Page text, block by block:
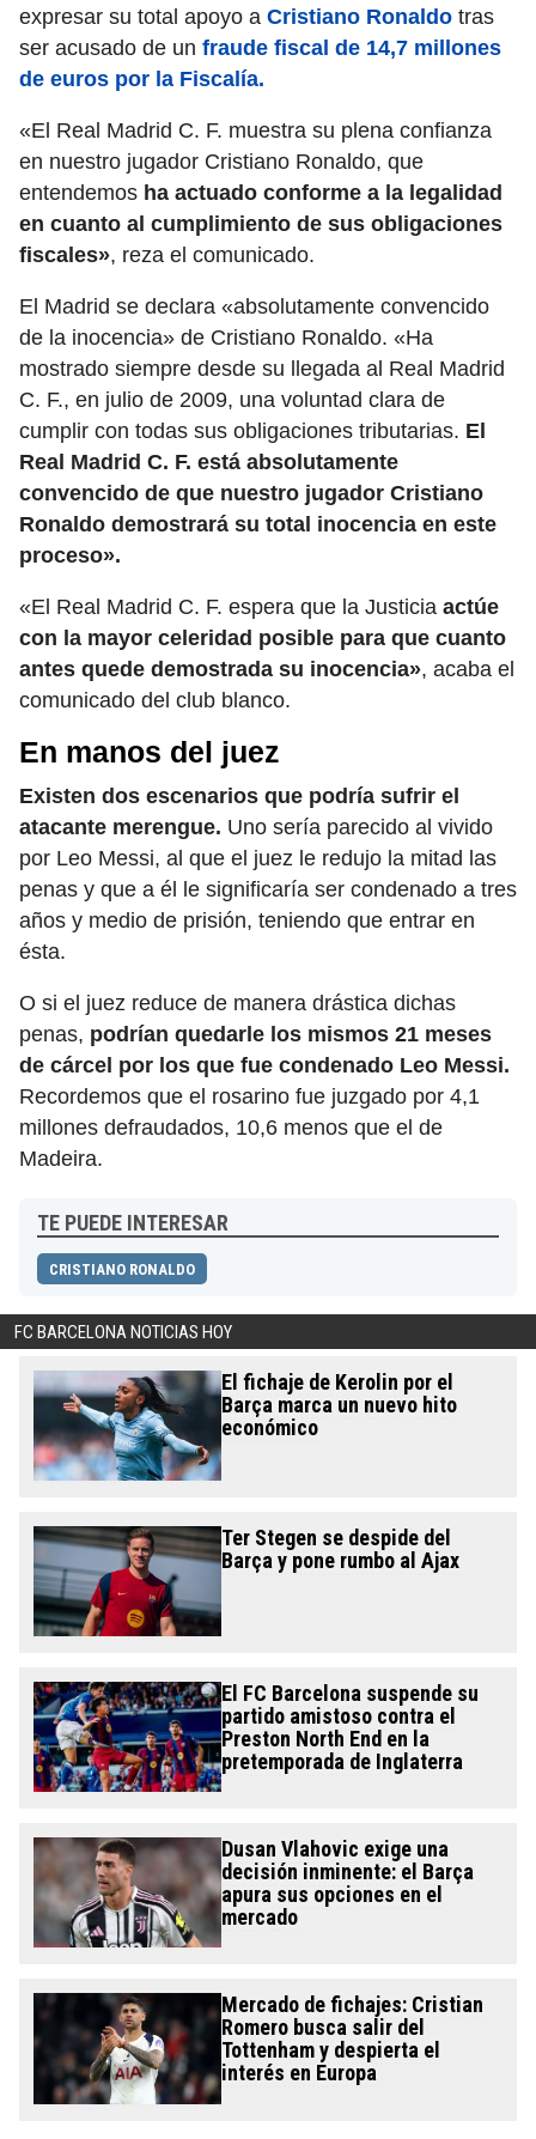
expresar su total apoyo a Cristiano Ronaldo tras
ser acusado de un fraude fiscal de 14,7 millones
de euros por la Fiscalía.
«El Real Madrid C. F. muestra su plena confianza
en nuestro jugador Cristiano Ronaldo, que
entendemos ha actuado conforme a la legalidad
en cuanto al cumplimiento de sus obligaciones
fiscales», reza el comunicado.
El Madrid se declara «absolutamente convencido
de la inocencia» de Cristiano Ronaldo. «Ha
mostrado siempre desde su llegada al Real Madrid
C. F., en julio de 2009, una voluntad clara de
cumplir con todas sus obligaciones tributarias. El
Real Madrid C. F. está absolutamente
convencido de que nuestro jugador Cristiano
Ronaldo demostrará su total inocencia en este
proceso».
«El Real Madrid C. F. espera que la Justicia actúe
con la mayor celeridad posible para que cuanto
antes quede demostrada su inocencia», acaba el
comunicado del club blanco.
En manos del juez
Existen dos escenarios que podría sufrir el
atacante merengue. Uno sería parecido al vivido
por Leo Messi, al que el juez le redujo la mitad las
penas y que a él le significaría ser condenado a tres
años y medio de prisión, teniendo que entrar en
ésta.
O si el juez reduce de manera drástica dichas
penas, podrían quedarle los mismos 21 meses
de cárcel por los que fue condenado Leo Messi.
Recordemos que el rosarino fue juzgado por 4,1
millones defraudados, 10,6 menos que el de
Madeira.
TE PUEDE INTERESAR
CRISTIANO RONALDO
FC BARCELONA NOTICIAS HOY
El fichaje de Kerolin por el
Barça marca un nuevo hito
económico
Ter Stegen se despide del
Barça y pone rumbo al Ajax
El FC Barcelona suspende su
partido amistoso contra el
Preston North End en la
pretemporada de Inglaterra
Dusan Vlahovic exige una
decisión inminente: el Barça
apura sus opciones en el
mercado
Mercado de fichajes: Cristian
Romero busca salir del
Tottenham y despierta el
interés en Europa